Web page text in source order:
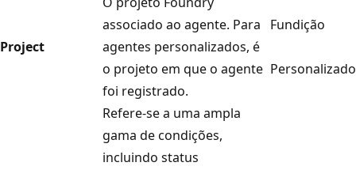
Project
associado ao agente. Para
agentes personalizados, é
o projeto em que o agente
foi registrado.
Fundição
Personalizado
Refere-se a uma ampla
gama de condições,
incluindo status